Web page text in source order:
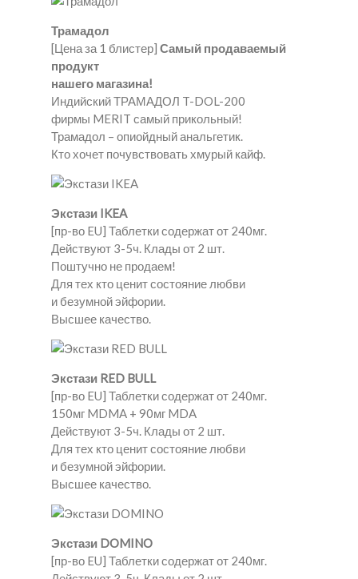
Трамадол
[Цена за 1 блистер] Самый продаваемый
продукт
нашего магазина!
Индийский ТРАМАДОЛ T-DOL-200
фирмы MERIT самый прикольный!
Трамадол – опиойдный анальгетик.
Кто хочет почувствовать хмурый кайф.
Экстази IKEA
[пр-во EU] Таблетки содержат от 240мг.
Действуют 3-5ч. Клады от 2 шт.
Поштучно не продаем!
Для тех кто ценит состояние любви
и безумной эйфории.
Высшее качество.
Экстази RED BULL
[пр-во EU] Таблетки содержат от 240мг.
150мг MDMA + 90мг MDA
Действуют 3-5ч. Клады от 2 шт.
Для тех кто ценит состояние любви
и безумной эйфории.
Высшее качество.
Экстази DOMINO
[пр-во EU] Таблетки содержат от 240мг.